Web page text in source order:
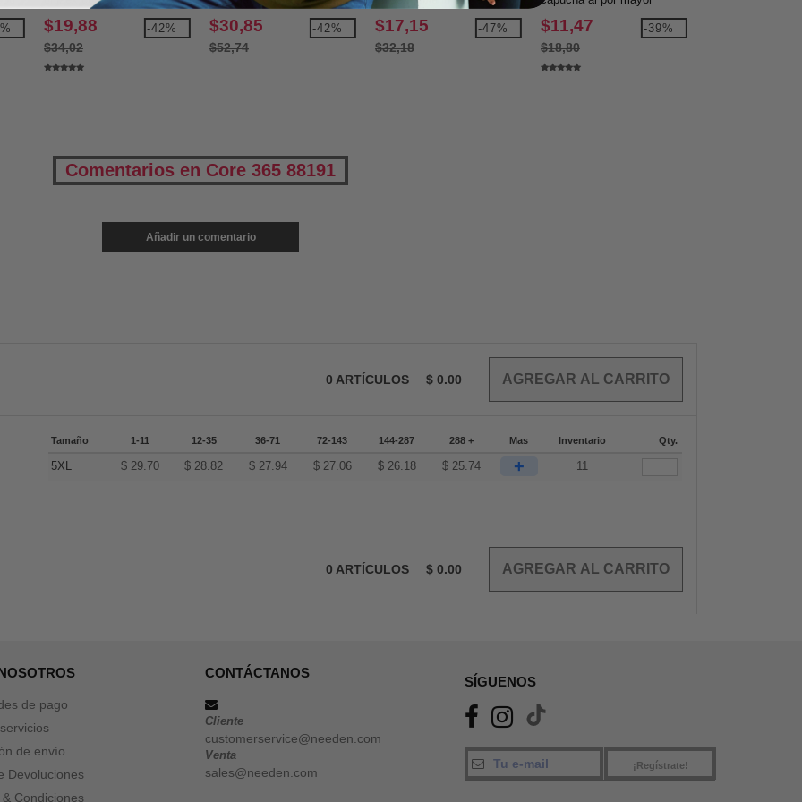
$19,88
$34,02
-42%
con cremallera completa
$30,85
$52,74
-42%
completo
$17,15
$32,18
-47% $11,47
$18,80
-39%
Comentarios en Core 365 88191
Añadir un comentario
0 ARTÍCULOS $ 0.00
Tamaño 1-11 12-35 36-71 72-143 144-287 288 + Mas Inventario Qty.
5XL $ 29.70 $ 28.82 $ 27.94 $ 27.06 $ 26.18 $ 25.74 + 11
0 ARTÍCULOS $ 0.00
de pago
de envío
Devoluciones
Condiciones
CONTÁCTANOS
Cliente
customerservice@needen.com
Venta
sales@needen.com
SÍGUENOS
¡Regístrate!